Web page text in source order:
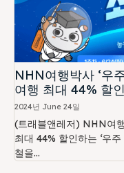
NHN여행박사 ‘우
여행 최대 44% 할인
2024년 June 24일
(트래블앤레저) NHN여
최대 44% 할인하는 ‘우
철을...